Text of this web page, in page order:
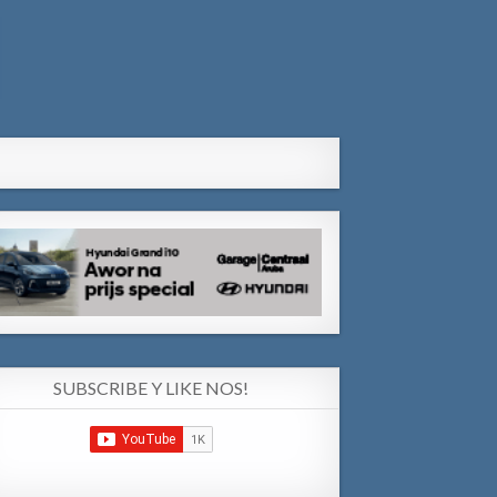
SUBSCRIBE Y LIKE NOS!